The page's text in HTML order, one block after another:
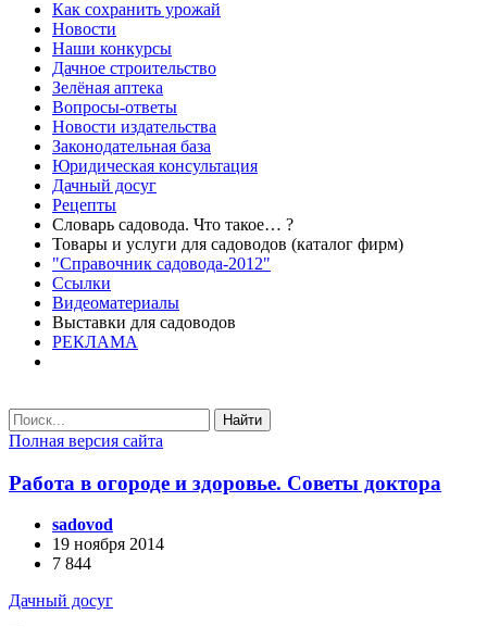
Как сохранить урожай
Новости
Наши конкурсы
Дачное строительство
Зелёная аптека
Вопросы-ответы
Новости издательства
Законодательная база
Юридическая консультация
Дачный досуг
Рецепты
Словарь садовода. Что такое… ?
Товары и услуги для садоводов (каталог фирм)
"Справочник садовода-2012"
Ссылки
Видеоматериалы
Выставки для садоводов
РЕКЛАМА
Найти
Полная версия сайта
Работа в огороде и здоровье. Советы доктора
sadovod
19 ноября 2014
7 844
Дачный досуг